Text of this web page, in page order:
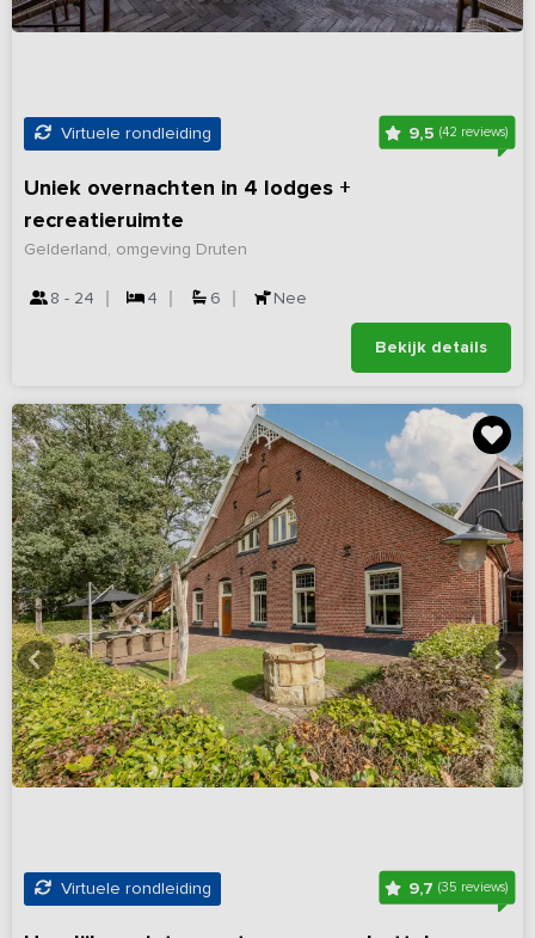
Virtuele rondleiding 9,5(42 reviews)
Uniek overnachten in 4 lodges +
recreatieruimte
Gelderland, omgeving Druten
8 - 24 4 6 Nee
Bekijk details
Virtuele rondleiding 9,7(35 reviews)